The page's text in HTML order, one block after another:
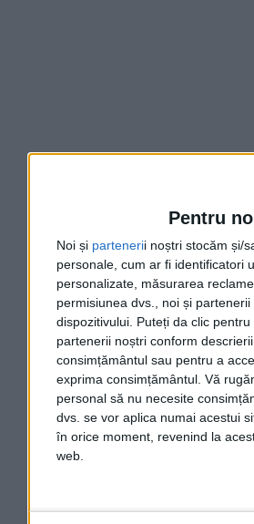
Pentru
Noi și partenerii noștri stocăm și/
personale, cum ar fi identificatori
personalizate, măsurarea
permisiunea dvs., noi și
dispozitivului. Puteți da clic
partenerii noștri conform
consimțământul sau pentru a
exprima consimțământul. Vă
personal să nu necesite
dvs. se vor aplica numai acestui
în orice moment, revenind la
web.